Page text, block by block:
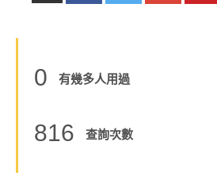
0 有幾多人用過
816 查詢次數